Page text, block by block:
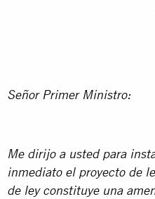
Señor Primer Ministro:
Me dirijo a usted para
inmediato el proyecto de
de ley constituye una